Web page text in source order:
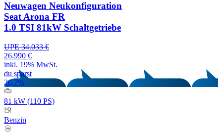
Neuwagen Neukonfiguration
Seat Arona FR
1.0 TSI 81kW Schaltgetriebe
UPE 34.033 €
26.990 €
inkl. 19% MwSt.
du sparst
20,7%
81 kW (110 PS)
Benzin